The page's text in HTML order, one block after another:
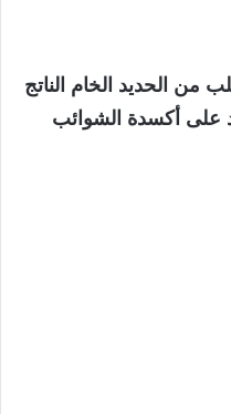
من الحديد الخام الناتج
على أكسدة الشوائب